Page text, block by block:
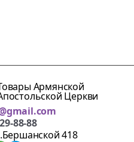
Армянской
Церкви
88-88
418